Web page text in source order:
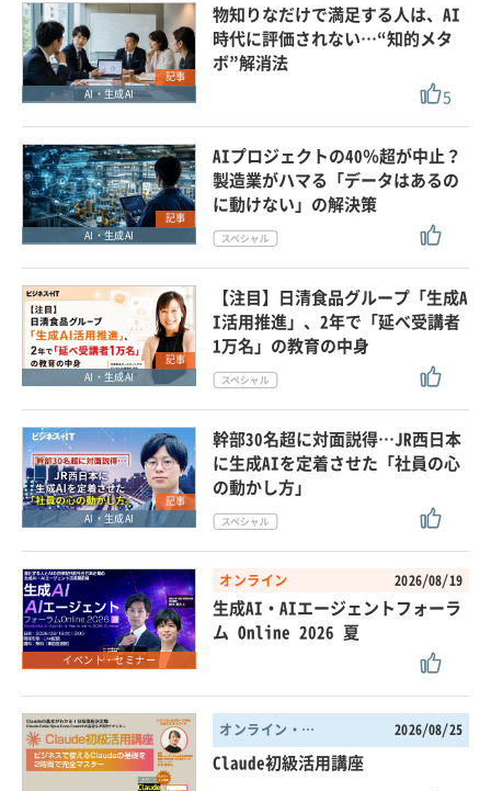
記事
AI・生成AI
物知りなだけで満足する人は、AI
時代に評価されない…“知的メタ
ボ”解消法
5
記事
AI・生成AI
AIプロジェクトの40％超が中止？
製造業がハマる「データはあるの
に動けない」の解決策
記事
AI・生成AI
【注目】日清食品グループ「生成A
I活用推進」、2年で「延べ受講者
1万名」の教育の中身
記事
AI・生成AI
幹部30名超に対面説得…JR西日本
に生成AIを定着させた「社員の心
の動かし方」
イベント・セミナー
オンライン 2026/08/19
生成AI・AIエージェントフォーラ
ム Online 2026 夏
オンライン・東京都 2026/08/25
Claude初級活用講座